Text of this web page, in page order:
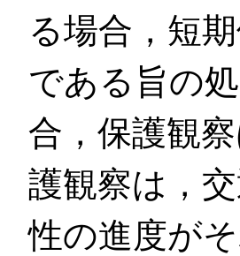
る場合，短
である旨の
合，保護観
護観察は，
性の進度が